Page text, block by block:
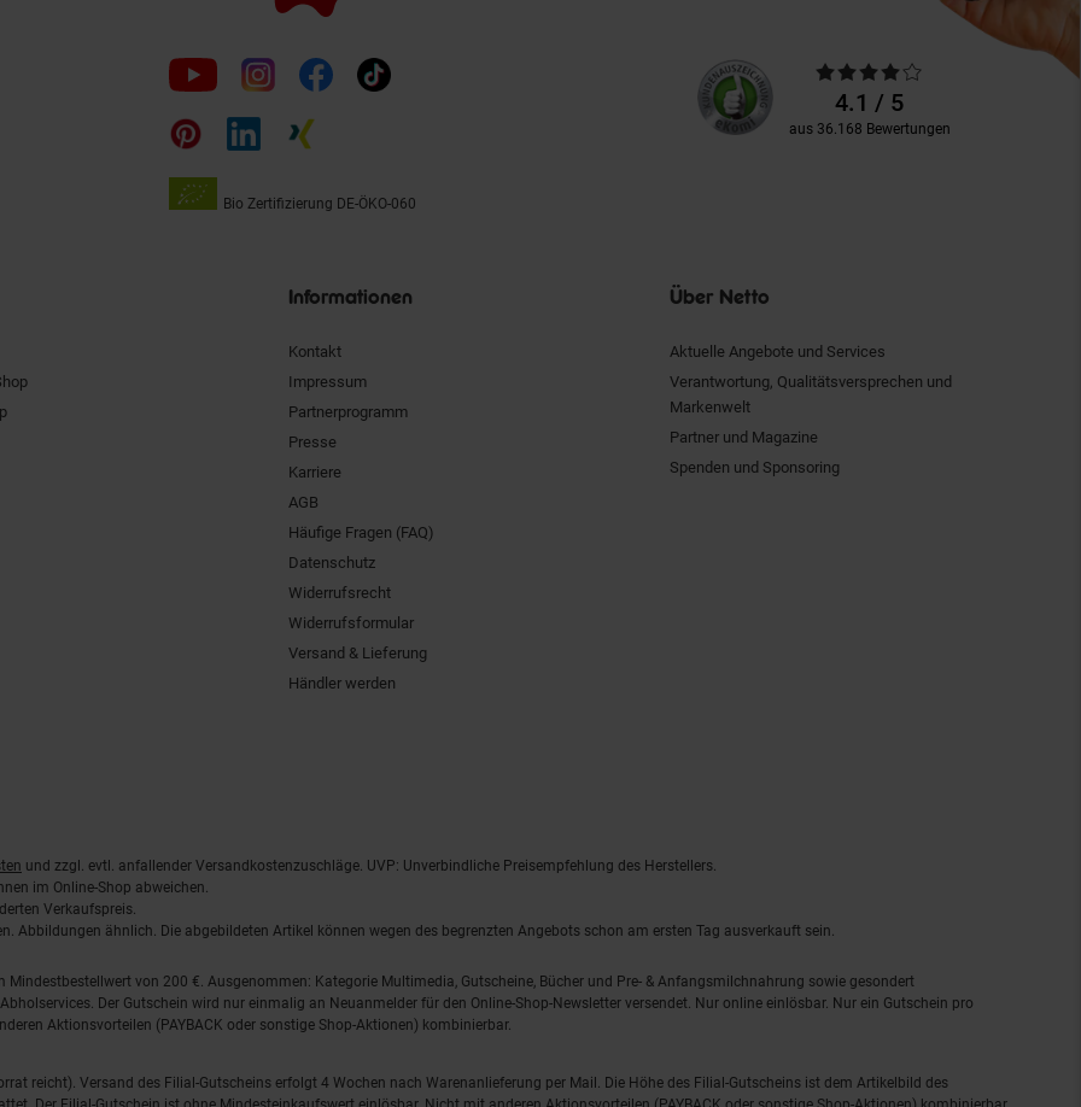
Folge
uns
auf
Bio Zertifizierung DE-ÖKO-060
Unsere
Kundenbewertungen
Durchschnittliche
Bewertungen4.1 / 5
aus 36.168 Bewertungen
Informationen
Kontakt
Impressum
Partnerprogramm
Presse
Karriere
AGB
Häufige Fragen (FAQ)
Datenschutz
Widerrufsrecht
Widerrufsformular
Versand & Lieferung
Händler werden
Über Netto
Aktuelle Angebote und Services
Verantwortung, Qualitätsversprechen und
Markenwelt
Partner und Magazine
Spenden und Sponsoring
und zzgl. evtl. anfallender Versandkostenzuschläge. UVP: Unverbindliche Preisempfehlung des Herstellers.
im Online-Shop abweichen.
Verkaufspreis.
Abbildungen ähnlich. Die abgebildeten Artikel können wegen des begrenzten Angebots schon am ersten Tag ausverkauft sein.
von 200 €. Ausgenommen: Kategorie Multimedia, Gutscheine, Bücher und Pre- & Anfangsmilchnahrung sowie gesondert
Der Gutschein wird nur einmalig an Neuanmelder für den Online-Shop-Newsletter versendet. Nur online einlösbar. Nur ein Gutschein pro
Aktionsvorteilen (PAYBACK oder sonstige Shop-Aktionen) kombinierbar.
reicht). Versand des Filial-Gutscheins erfolgt 4 Wochen nach Warenanlieferung per Mail. Die Höhe des Filial-Gutscheins ist dem Artikelbild des